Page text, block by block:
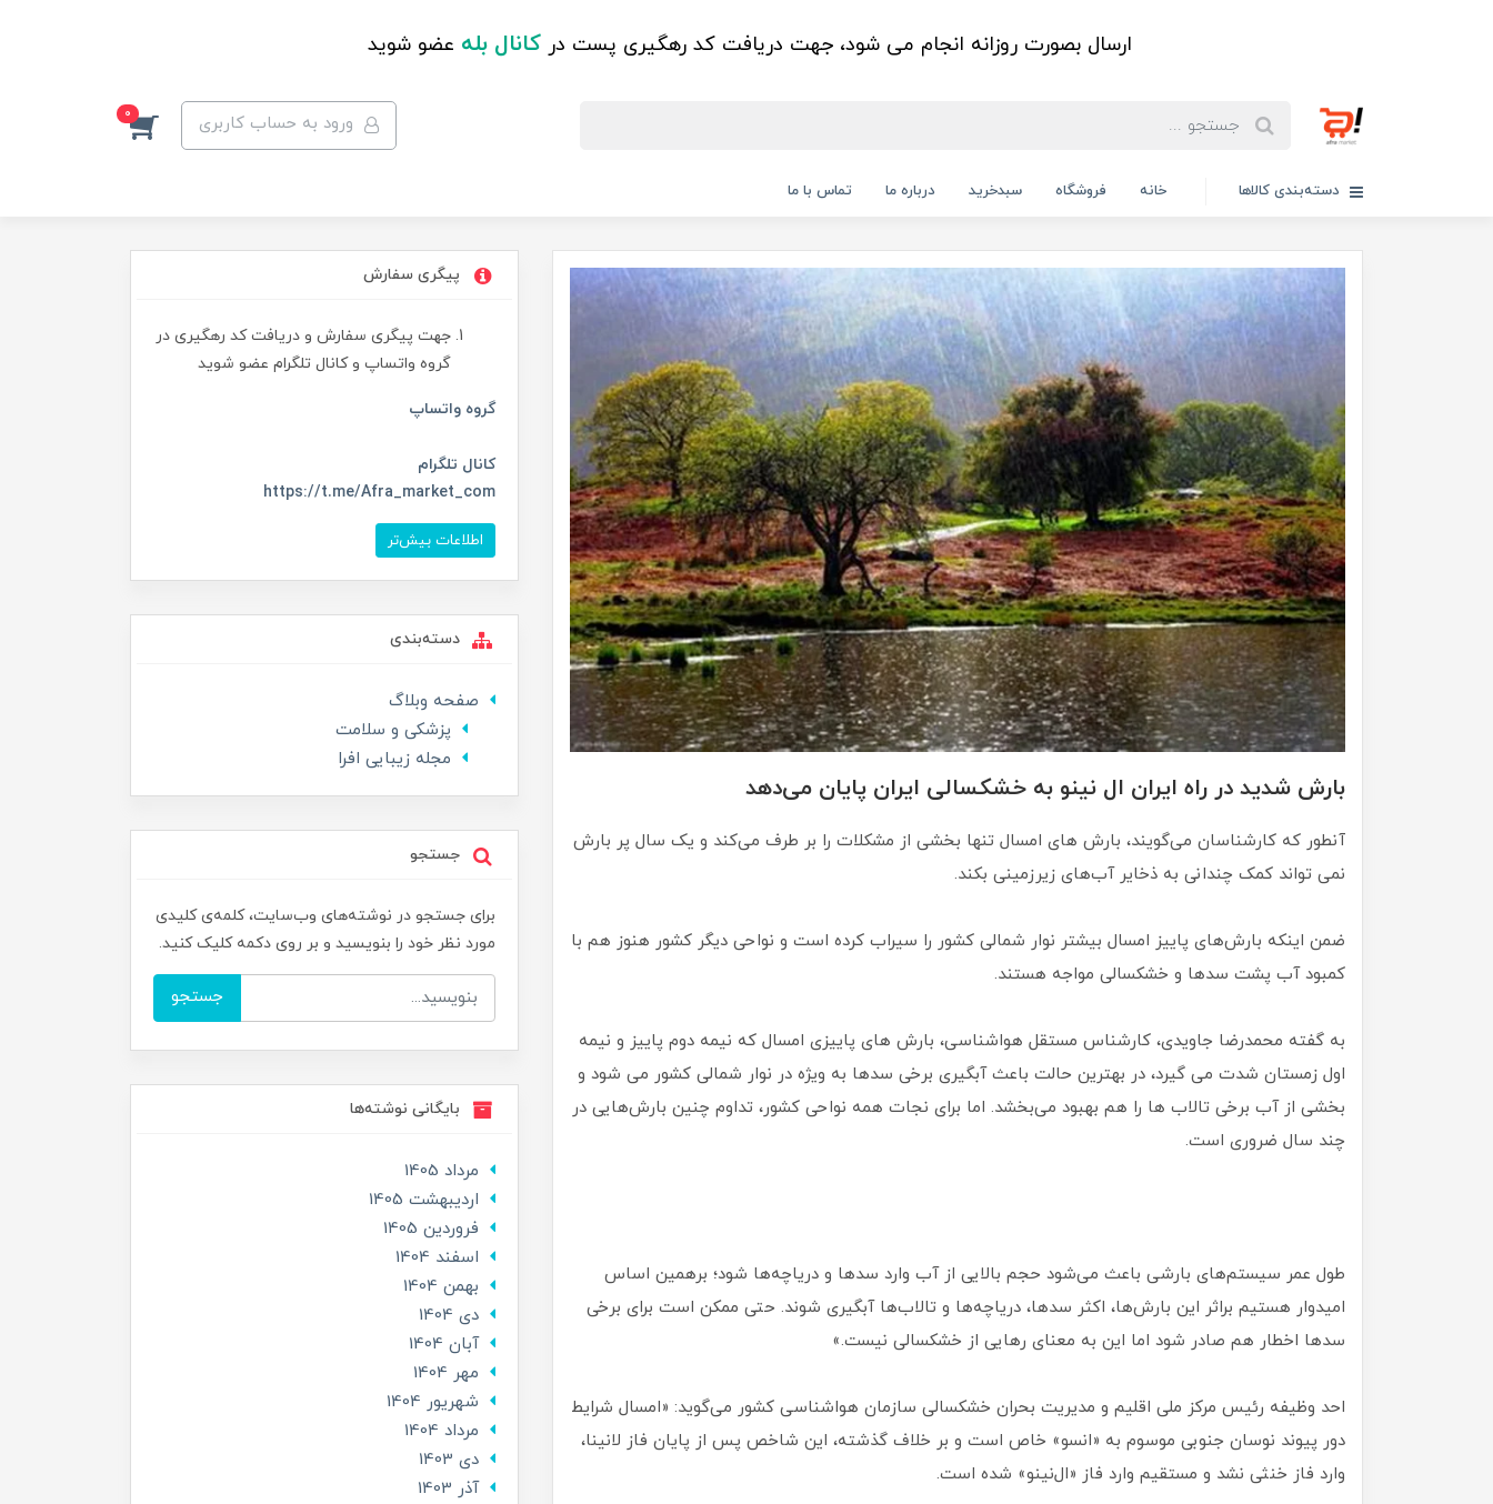
ارسال بصورت روزانه انجام می شود، جهت دریافت کد رهگیری پست در کانال بله عضو شوید
ورود به حساب کاربری 0
دسته‌بندی کالاها خانه فروشگاه سبدخرید درباره ما تماس با ما
بارش شدید در راه ایران ال‌ نینو به خشکسالی ایران پایان می‌دهد
آنطور که کارشناسان می‌گویند، ‌بارش های امسال تنها بخشی از مشکلات را بر طرف می‌کند و یک سال پر بارش
نمی تواند کمک چندانی به ذخایر آب‌های زیرزمینی بکند.
ضمن اینکه بارش‌های پاییز امسال بیشتر نوار شمالی کشور را سیراب کرده است و نواحی دیگر کشور هنوز هم با
کمبود آب پشت سدها و خشکسالی مواجه هستند.
به گفته محمدرضا جاویدی، کارشناس مستقل هواشناسی، بارش های پاییزی امسال که نیمه دوم پاییز و نیمه
اول زمستان شدت می گیرد، ‌در بهترین حالت باعث آبگیری برخی سدها به ویژه در نوار شمالی کشور می شود و
بخشی از آب برخی تالاب ها را هم بهبود می‌بخشد. اما برای نجات همه نواحی کشور، ‌تداوم چنین بارش‌هایی در
چند سال ضروری است.
طول عمر سیستم‌های بارشی باعث می‌شود حجم بالایی از آب وارد سدها و دریاچه‌ها شود؛ برهمین اساس
امیدوار هستیم براثر این بارش‌ها، اکثر سدها، دریاچه‌ها و تالاب‌ها آبگیری شوند. حتی ممکن است برای برخی
سدها اخطار هم صادر شود اما این به معنای رهایی از خشکسالی نیست.»
احد وظیفه رئیس مرکز ملی اقلیم و مدیریت بحران خشکسالی سازمان هواشناسی کشور می‌گوید: «امسال شرایط
دور پیوند نوسان جنوبی موسوم به «انسو» خاص است و بر خلاف گذشته، این شاخص پس از پایان فاز لانینا،
وارد فاز خنثی نشد و مستقیم وارد فاز «ال‌نینو» شده است.
پیگری سفارش
جهت پیگری سفارش و دریافت کد رهگیری در
گروه واتساپ و کانال تلگرام عضو شوید
گروه واتساپ
کانال تلگرام
https://t.me/Afra_market_com
اطلاعات بیش‌تر
دسته‌بندی
صفحه وبلاگ
پزشکی و سلامت
مجله زیبایی افرا
جستجو
برای جستجو در نوشته‌های وب‌سایت، کلمه‌ی کلیدی
مورد نظر خود را بنویسید و بر روی دکمه کلیک کنید.
جستجو
بایگانی نوشته‌ها
مرداد 1405
ارديبهشت 1405
فروردین 1405
اسفند 1404
بهمن 1404
دی 1404
آبان 1404
مهر 1404
شهریور 1404
مرداد 1404
دی 1403
آذر 1403